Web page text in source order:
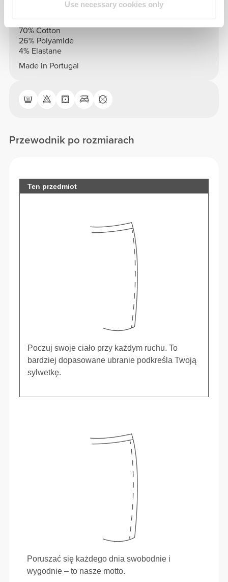
Use necessary cookies only
70% Cotton
26% Polyamide
4% Elastane
Made in Portugal
Przewodnik po rozmiarach
Ten przedmiot
Poczuj swoje ciało przy każdym ruchu. To
bardziej dopasowane ubranie podkreśla Twoją
sylwetkę.
Poruszać się każdego dnia swobodnie i
wygodnie – to nasze motto.